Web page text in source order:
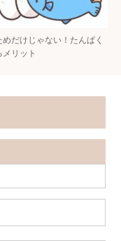
めだけじゃない！たんぱく
リット